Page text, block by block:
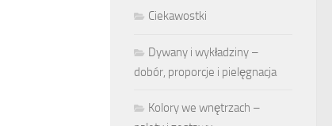
Ciekawostki
Dywany i wykładziny –
dobór, proporcje i pielęgnacja
Kolory we wnętrzach –